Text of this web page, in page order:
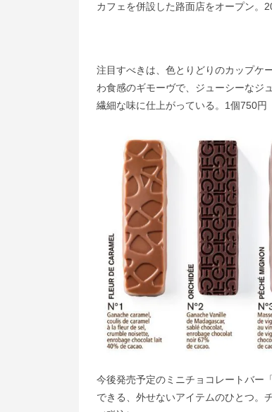
カフェを併設した路面店をオープン。
注目すべきは、色とりどりのカップケ
わ食感のギモーヴで、ジューシーなジ
繊細な味に仕上がっている。1個750円
今後発売予定のミニチョコレートバー
できる、外せないアイテムのひとつ。